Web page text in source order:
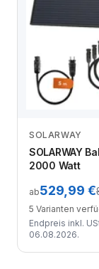
SOLARWAY
SOLARWAY
2000 Watt
ab529,99 €
5 Varianten
Endpreis inkl.
06.08.2026.